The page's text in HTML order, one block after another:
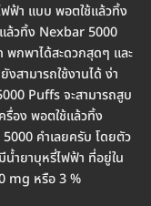
ฟ้า แบบ พอตใช้แล้วทิ้ง
ล้วทิ้ง Nexbar 5000
พกพาได้สะดวกสุดๆ และ
สามารถใช้งานได้ ง่า
Puffs จะสามารถสูบ
รื่อง พอตใช้แล้วทิ้ง
คำเลยครับ โดยตัว
ำยาบุหรี่ไฟฟ้า ที่อยู่ใน
mg หรือ 3 %